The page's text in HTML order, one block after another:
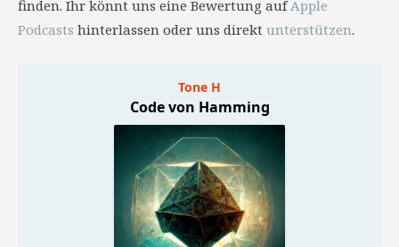
finden. Ihr könnt uns eine Bewertung aufApple
Podcasts hinterlassen oder uns direkt unterstützen.